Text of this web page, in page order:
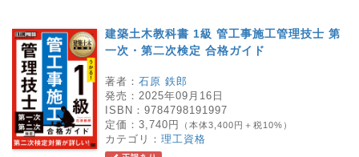
建築土木教科書 1級 管工事施工管理技士 第
一次・第二次検定 合格ガイド
著者： 石原 鉄郎
発売： 2025年09月16日
ISBN： 9784798191997
定価： 3,740円 （本体3,400円＋税10%）
カテゴリ： 理工資格